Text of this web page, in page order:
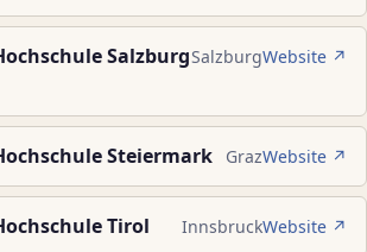
SalzburgSalzburgWebsite ↗
Steiermark GrazWebsite ↗
Tirol InnsbruckWebsite ↗